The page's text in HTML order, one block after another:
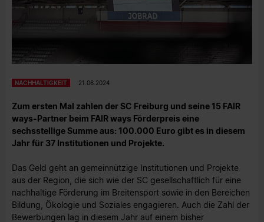
NACHHALTIGKEIT 21.06.2024
Zum ersten Mal zahlen der SC Freiburg und seine 15 FAIR
ways-Partner beim FAIR ways Förderpreis eine
sechsstellige Summe aus: 100.000 Euro gibt es in diesem
Jahr für 37 Institutionen und Projekte.
Das Geld geht an gemeinnützige Institutionen und Projekte
aus der Region, die sich wie der SC gesellschaftlich für eine
nachhaltige Förderung im Breitensport sowie in den Bereichen
Bildung, Ökologie und Soziales engagieren. Auch die Zahl der
Bewerbungen lag in diesem Jahr auf einem bisher